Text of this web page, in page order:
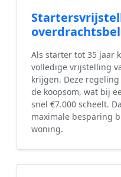
Als starter tot 35 jaar
volledige vrijstelling
krijgen. Deze
de koopsom, wat bij
snel €7.000 scheelt.
maximale besparing
woning.